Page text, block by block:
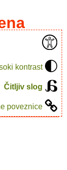
kontrast
Čitljiv slog
poveznice